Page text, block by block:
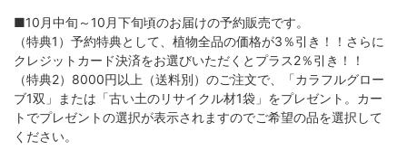
■10月中旬～10月下旬頃のお届けの予約販売です。
（特典1）予約特典として、植物全品の価格が3％引き！！さらに
クレジットカード決済をお選びいただくとプラス2％引き！！
（特典2）8000円以上（送料別）のご注文で、「カラフルグロー
ブ1双」または「古い土のリサイクル材1袋」をプレゼント。カー
トでプレゼントの選択が表示されますのでご希望の品を選択して
ください。